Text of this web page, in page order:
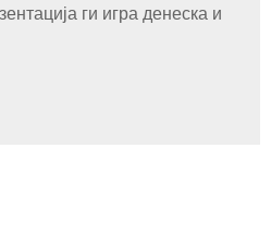
ги игра денеска и